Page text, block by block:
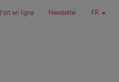
en ligne Newsletter FR